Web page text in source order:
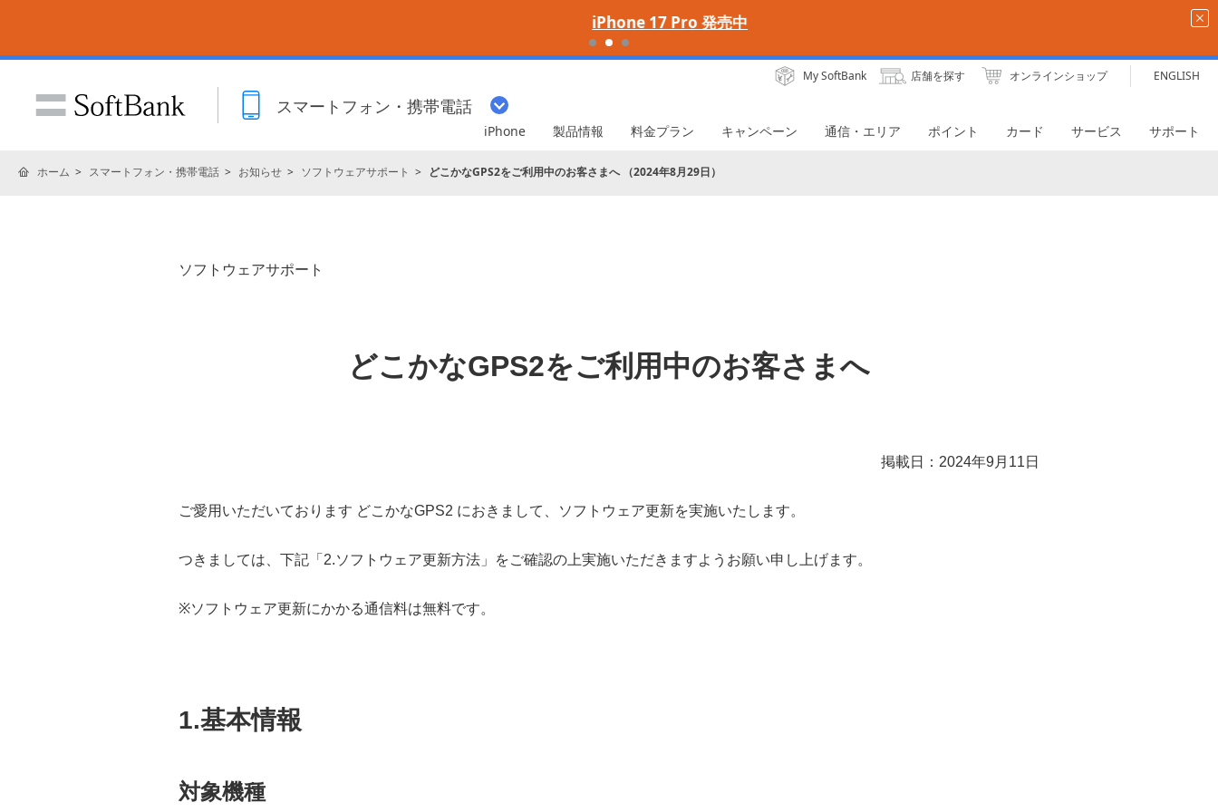
iPhone 17 Pro 発売中
スマートフォン・携帯電話
My SoftBank 店舗を探す オンラインショップ ENGLISH
iPhone 製品情報 料金プラン キャンペーン 通信・エリア ポイント カード サービス サポート
ホーム スマートフォン・携帯電話 お知らせ ソフトウェアサポート どこかなGPS2をご利用中のお客さまへ （2024年8月29日）
ソフトウェアサポート
どこかなGPS2をご利用中のお客さまへ
掲載日：2024年9月11日
ご愛用いただいております どこかなGPS2 におきまして、ソフトウェア更新を実施いたします。
つきましては、下記「2.ソフトウェア更新方法」をご確認の上実施いただきますようお願い申し上げます。
※ソフトウェア更新にかかる通信料は無料です。
1.基本情報
対象機種